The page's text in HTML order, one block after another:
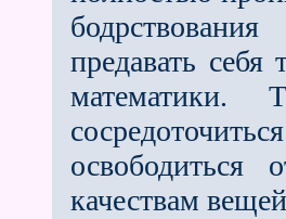
предавать
качествам